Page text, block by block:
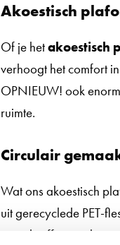
Akoestisch
Of je hetakoestisch
verhoogt het comfort
OPNIEUW! ook
ruimte.
Circulair
Wat ons akoestisch
uit gerecyclede PET-
grondstoffen